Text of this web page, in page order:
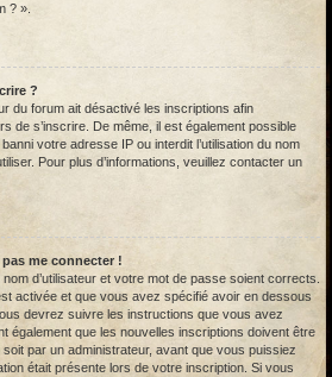
? ».
?
du forum ait désactivé les inscriptions afin
de s’inscrire. De même, il est également possible
votre adresse IP ou interdit l’utilisation du nom
Pour plus d’informations, veuillez contacter un
me connecter !
d’utilisateur et votre mot de passe soient corrects.
activée et que vous avez spécifié avoir en dessous
devrez suivre les instructions que vous avez
également que les nouvelles inscriptions doivent être
par un administrateur, avant que vous puissiez
était présente lors de votre inscription. Si vous